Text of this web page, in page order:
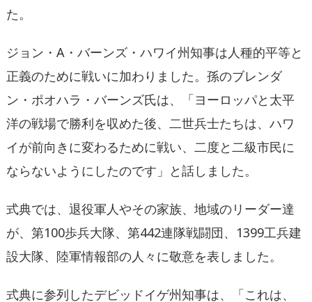
た。
ジョン・ A ・バーンズ・ハワイ州知事は人種的平等と
正義のために戦いに加わりました。孫のブレンダ
ン・ポオハラ・バーンズ氏は、「ヨーロッパと太平
洋の戦場で勝利を収めた後、二世兵士たちは、ハワ
イが前向きに変わるために戦い、二度と二級市民に
ならないようにしたのです」と話しました。
式典では、退役軍人やその家族、地域のリーダー達
が、第100歩兵大隊、 第442連隊戦闘団、 1399工兵建
設大隊、陸軍情報部の人々に敬意を表しました。
式典に参列したデビッドイゲ州知事は、「これは、